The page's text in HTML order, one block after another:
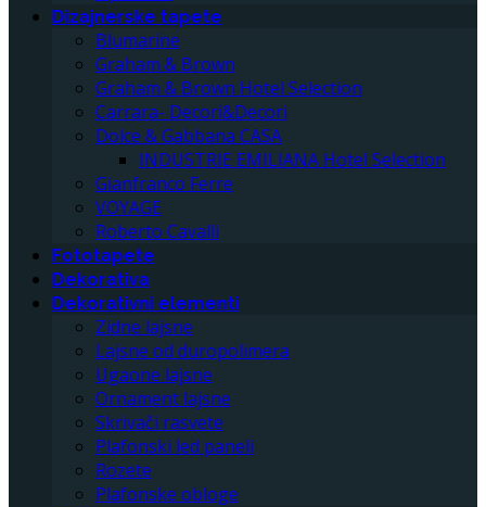
Dizajnerske tapete
Blumarine
Graham & Brown
Graham & Brown Hotel Selection
Carrara- Decori&Decori
Dolce & Gabbana CASA
INDUSTRIE EMILIANA Hotel Selection
Gianfranco Ferre
VOYAGE
Roberto Cavalli
Fototapete
Dekorativa
Dekorativni elementi
Zidne lajsne
Lajsne od duropolimera
Ugaone lajsne
Ornament lajsne
Skrivači rasvete
Plafonski led paneli
Rozete
Plafonske obloge